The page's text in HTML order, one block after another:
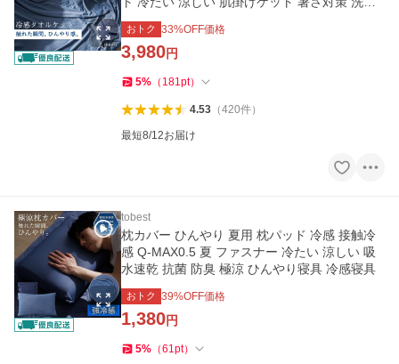
る 爆買
おトク 33%OFF価格
3,980円
5% （ 181pt）
4.53（420件）
最短8/12お届け
tobest
枕カバー ひんやり 夏用 枕パッド 冷感 接触冷
感 Q-MAX0.5 夏 ファスナー 冷たい 涼しい 吸
水速乾 抗菌 防臭 極涼 ひんやり寝具 冷感寝具
おトク 39%OFF価格
1,380円
5% （61pt）